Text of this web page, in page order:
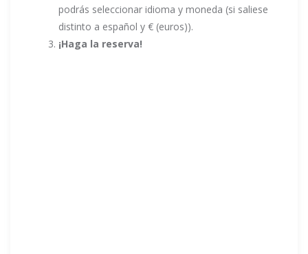
podrás seleccionar idioma y moneda (si saliese
distinto a español y € (euros)).
¡Haga la reserva!